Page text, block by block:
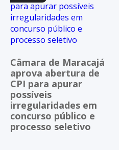
Câmara de Maracajá
aprova abertura de
CPI para apurar
possíveis
irregularidades em
concurso público e
processo seletivo